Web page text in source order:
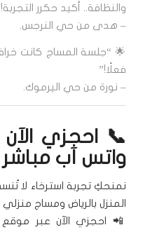
والنظافة.. أكيد حكرر
– هدى من حي النرجس.
🌟 “جلسة المساج كانت
فعلًا!”
– نورة من حي اليرموك.
📞 احجزي
واتس آب مباشر
نمنحكِ تجربة استرخاء لا
المنزل بالرياض ومساج
📲 احجزي الآن عبر موقع